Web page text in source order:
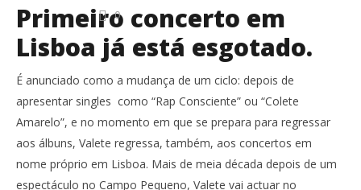
0
Primeiro concerto em
Lisboa já está esgotado.
É anunciado como a mudança de um ciclo: depois de
apresentar singles como “Rap Consciente” ou “Colete
Amarelo”, e no momento em que se prepara para regressar
aos álbuns, Valete regressa, também, aos concertos em
nome próprio em Lisboa. Mais de meia década depois de um
espectáculo no Campo Pequeno, Valete vai actuar no